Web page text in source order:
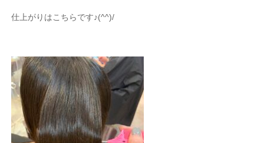
仕上がりはこちらです♪(^^)/